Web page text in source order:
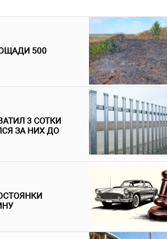
500
3 СОТКИ
ЗА НИХ ДО